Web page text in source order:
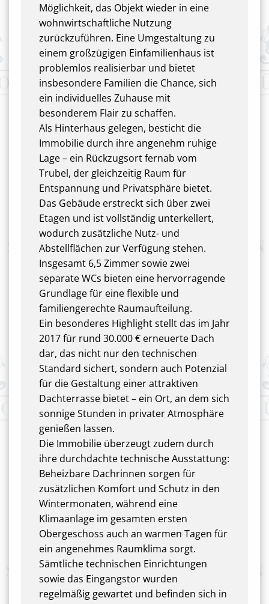
Möglichkeit, das Objekt wieder in eine
wohnwirtschaftliche Nutzung
zurückzuführen. Eine Umgestaltung zu
einem großzügigen Einfamilienhaus ist
problemlos realisierbar und bietet
insbesondere Familien die Chance, sich
ein individuelles Zuhause mit
besonderem Flair zu schaffen.
Als Hinterhaus gelegen, besticht die
Immobilie durch ihre angenehm ruhige
Lage – ein Rückzugsort fernab vom
Trubel, der gleichzeitig Raum für
Entspannung und Privatsphäre bietet.
Das Gebäude erstreckt sich über zwei
Etagen und ist vollständig unterkellert,
wodurch zusätzliche Nutz- und
Abstellflächen zur Verfügung stehen.
Insgesamt 6,5 Zimmer sowie zwei
separate WCs bieten eine hervorragende
Grundlage für eine flexible und
familiengerechte Raumaufteilung.
Ein besonderes Highlight stellt das im Jahr
2017 für rund 30.000 € erneuerte Dach
dar, das nicht nur den technischen
Standard sichert, sondern auch Potenzial
für die Gestaltung einer attraktiven
Dachterrasse bietet – ein Ort, an dem sich
sonnige Stunden in privater Atmosphäre
genießen lassen.
Die Immobilie überzeugt zudem durch
ihre durchdachte technische Ausstattung:
Beheizbare Dachrinnen sorgen für
zusätzlichen Komfort und Schutz in den
Wintermonaten, während eine
Klimaanlage im gesamten ersten
Obergeschoss auch an warmen Tagen für
ein angenehmes Raumklima sorgt.
Sämtliche technischen Einrichtungen
sowie das Eingangstor wurden
regelmäßig gewartet und befinden sich in